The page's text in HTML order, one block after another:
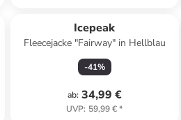
Icepeak
Fleecejacke "Fairway" in Hellblau
-41%
ab: 34,99 €
UVP: 59,99 €*